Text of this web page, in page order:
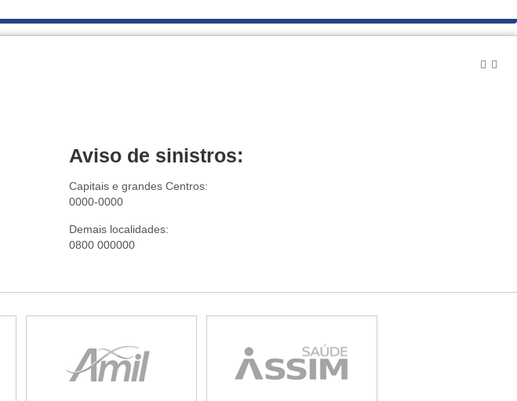
Aviso de sinistros:
Capitais e grandes Centros:
0000-0000
Demais localidades:
0800 000000